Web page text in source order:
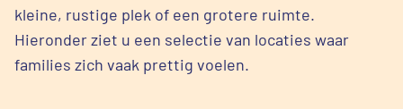
kleine, rustige plek of een grotere ruimte.
Hieronder ziet u een selectie van locaties waar
families zich vaak prettig voelen.